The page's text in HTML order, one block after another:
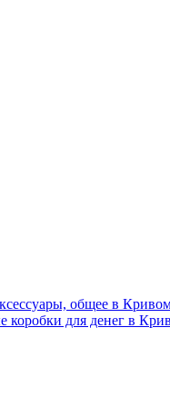
общее в
коробки для денег в